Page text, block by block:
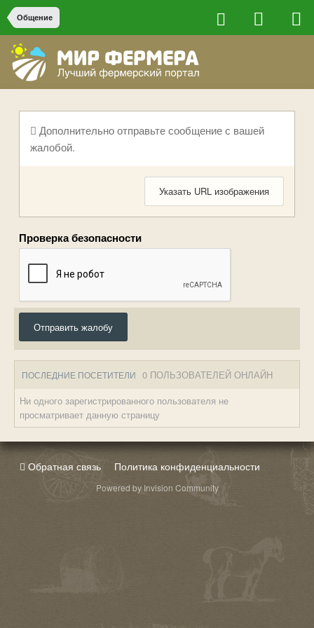
Общение
Дополнительно отправьте сообщение с вашей
жалобой.
Указать URL изображения
Проверка безопасности
Отправить жалобу
ПОСЛЕДНИЕ ПОСЕТИТЕЛИ 0 ПОЛЬЗОВАТЕЛЕЙ ОНЛАЙН
Ни одного зарегистрированного пользователя не
просматривает данную страницу
Обратная связь Политика конфиденциальности
Powered by Invision Community